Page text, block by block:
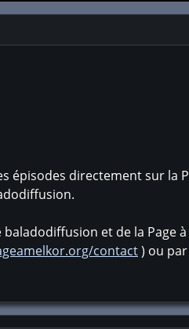
épisodes directement sur la
et de la Page
contact) ou